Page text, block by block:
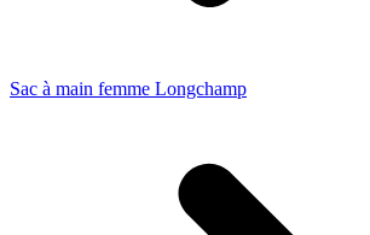
Sac à main femme Longchamp